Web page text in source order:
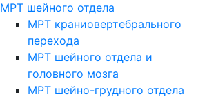
МРТ шейного отдела
МРТ краниовертебрального
перехода
МРТ шейного отдела и
головного мозга
МРТ шейно-грудного отдела